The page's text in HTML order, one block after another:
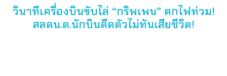
วินาทีเครื่องบินขับไล่ “กริพเพน” ตกไฟท่วม!
สลดน.ต.นักบินดีดตัวไม่ทันเสียชีวิต!